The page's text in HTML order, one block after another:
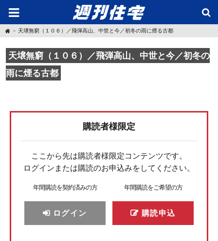
H
o
e
天壌無窮（１０６）／飛弾高山、中世と今／初冬の雨に煙る古都
天壌無窮（１０６）／飛弾高山、中世と今／初冬の
雨に煙る古都
購読者様限定
ここから先は購読者様限定コンテンツです。
ログインまたは購読のお申込みをしてください。
年間購読を契約済みの方
ログイン
年間購読をご希望の方
購読申込